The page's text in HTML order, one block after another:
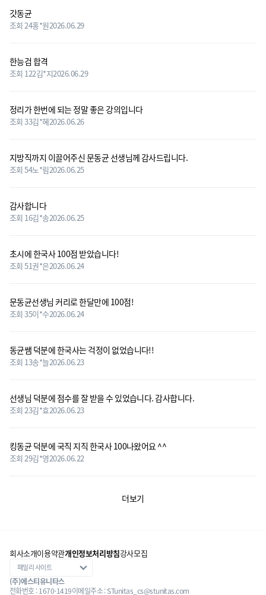
갓동균
조회 24홍*원2026.06.29
한능검 합격
조회 122김*지2026.06.29
정리가 한번에 되는 정말 좋은 강의입니다
조회 33김*혜2026.06.26
지방직까지 이끌어주신 문동균 선생님께 감사드립니다.
조회 54노*림2026.06.25
감사합니다
조회 16김*송2026.06.25
초시에 한국사 100점 받았습니다!
조회 51권*은2026.06.24
문동균선생님 커리로 한달만에 100점!
조회 35이*수2026.06.24
동균쌤 덕분에 한국사는 걱정이 없었습니다!!
조회 13송*늘2026.06.23
선생님 덕분에 점수를 잘 받을 수 있었습니다. 감사합니다.
조회 23김*효2026.06.23
킹동균 덕분에 국직 지직 한국사 100나왔어요 ^^
조회 29김*영2026.06.22
더보기
회사소개이용약관개인정보처리방침강사모집
(주)에스티유니타스
전화번호 : 1670-1419이메일주소 : STunitas_cs@stunitas.com